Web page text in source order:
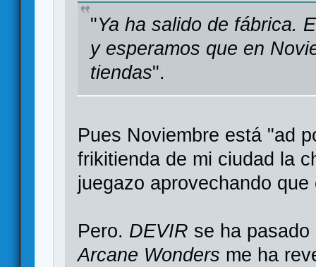
"Ya ha salido de fábrica.
y esperamos que en
tiendas".
Pues Noviembre está "ad
frikitienda de mi ciudad la
juegazo aprovechando
Pero. DEVIR se ha
Arcane Wonders me ha